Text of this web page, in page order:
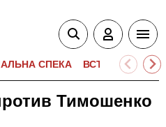
СПЕКА ВСТУПНА
Тимошенко